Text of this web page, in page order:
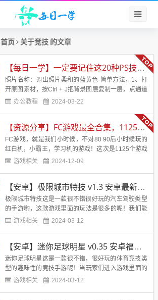
首页 关于竞技 的文章
【每日一学】一定要记住这20种PS技术！！！会让你的照片美的不行
照片名称：调出照片柔和的蓝黄色-简单方法，1、打
开原图素材，按Ctrl + J把背景图层复制一层，点通道
面板，选择蓝色通道，图像 > 应用图像，图层为背
钩， 2、回到图层面板，创建曲线调整图层，蓝通
道：44，182，红通道：89，108&nb...
办公教程 2024-03-22
【资源分享】FC游戏最全合集，1125个游戏
FC游戏，就是我们小时候，不对80 90后小时候玩的
红白机，小霸王，学习机的游戏！这次是1125个游戏
合集，应该是市面上见到的最全的合集了！带模拟
246 MB游戏版本：应该是最全版本了。支持系统：电
脑【游戏...
游戏相关 2024-12-09
【安卓】极限城市特技 v1.3 安卓最新版免费
极限城市特技这是一款很不错很好玩的汽车驾驶类型
的手游哟，这款游戏里面的玩法是很多的呢！我们能
够在这里面驾驶各种炫酷强力的赛车展开刺激的冒险
每天都能够领取到很多的奖励哦，游戏里面所设计的
场景也是3D的建模呢，真...
游戏相关 2024-03-12
【安卓】迷你足球明星 v0.35 安卓福利版下载
迷你足球明星这是一款很不错，很好玩的体育竞技类
型的趣味性的竞技手游呢！当玩家们进入游戏里面的
时候，需要去控制各种的角色，展开最为精彩刺激的
游戏相关 2024-03-12